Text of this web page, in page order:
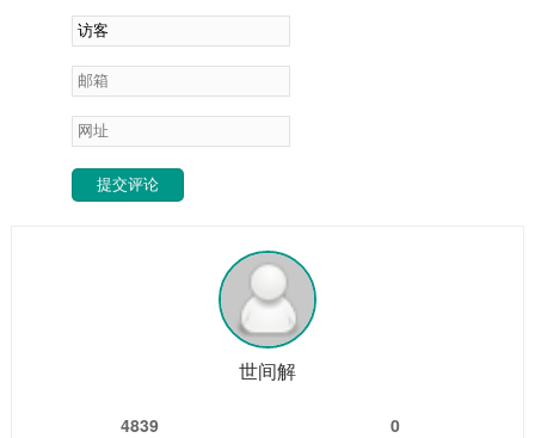
提交评论
世间解
4839 0